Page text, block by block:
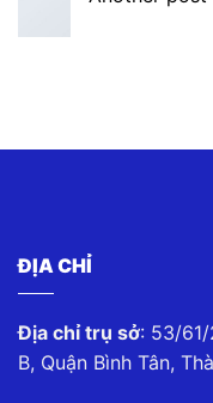
ĐỊA CHỈ
Địa chỉ trụ sở: 53/
B, Quận Bình Tân,